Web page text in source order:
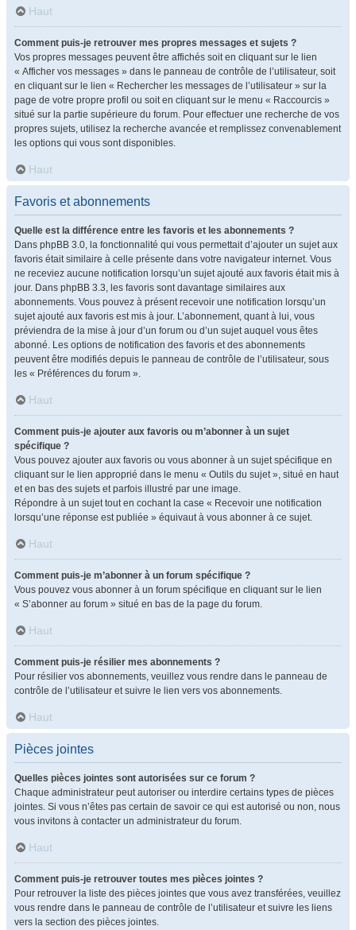
Haut
Comment puis-je retrouver mes propres messages et sujets ?
Vos propres messages peuvent être affichés soit en cliquant sur le lien
« Afficher vos messages » dans le panneau de contrôle de l’utilisateur, soit
en cliquant sur le lien « Rechercher les messages de l’utilisateur » sur la
page de votre propre profil ou soit en cliquant sur le menu « Raccourcis »
situé sur la partie supérieure du forum. Pour effectuer une recherche de vos
propres sujets, utilisez la recherche avancée et remplissez convenablement
les options qui vous sont disponibles.
Haut
Favoris et abonnements
Quelle est la différence entre les favoris et les abonnements ?
Dans phpBB 3.0, la fonctionnalité qui vous permettait d’ajouter un sujet aux
favoris était similaire à celle présente dans votre navigateur internet. Vous
ne receviez aucune notification lorsqu’un sujet ajouté aux favoris était mis à
jour. Dans phpBB 3.3, les favoris sont davantage similaires aux
abonnements. Vous pouvez à présent recevoir une notification lorsqu’un
sujet ajouté aux favoris est mis à jour. L’abonnement, quant à lui, vous
préviendra de la mise à jour d’un forum ou d’un sujet auquel vous êtes
abonné. Les options de notification des favoris et des abonnements
peuvent être modifiés depuis le panneau de contrôle de l’utilisateur, sous
les « Préférences du forum ».
Haut
Comment puis-je ajouter aux favoris ou m’abonner à un sujet
spécifique ?
Vous pouvez ajouter aux favoris ou vous abonner à un sujet spécifique en
cliquant sur le lien approprié dans le menu « Outils du sujet », situé en haut
et en bas des sujets et parfois illustré par une image.
Répondre à un sujet tout en cochant la case « Recevoir une notification
lorsqu’une réponse est publiée » équivaut à vous abonner à ce sujet.
Haut
Comment puis-je m’abonner à un forum spécifique ?
Vous pouvez vous abonner à un forum spécifique en cliquant sur le lien
« S’abonner au forum » situé en bas de la page du forum.
Haut
Comment puis-je résilier mes abonnements ?
Pour résilier vos abonnements, veuillez vous rendre dans le panneau de
contrôle de l’utilisateur et suivre le lien vers vos abonnements.
Haut
Pièces jointes
Quelles pièces jointes sont autorisées sur ce forum ?
Chaque administrateur peut autoriser ou interdire certains types de pièces
jointes. Si vous n’êtes pas certain de savoir ce qui est autorisé ou non, nous
vous invitons à contacter un administrateur du forum.
Haut
Comment puis-je retrouver toutes mes pièces jointes ?
Pour retrouver la liste des pièces jointes que vous avez transférées, veuillez
vous rendre dans le panneau de contrôle de l’utilisateur et suivre les liens
vers la section des pièces jointes.